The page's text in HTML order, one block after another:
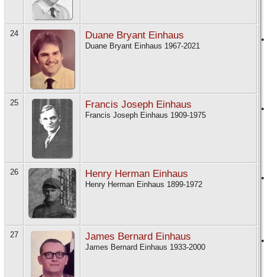
24 Duane Bryant Einhaus
Duane Bryant Einhaus 1967-2021
25 Francis Joseph Einhaus
Francis Joseph Einhaus 1909-1975
26 Henry Herman Einhaus
Henry Herman Einhaus 1899-1972
27 James Bernard Einhaus
James Bernard Einhaus 1933-2000